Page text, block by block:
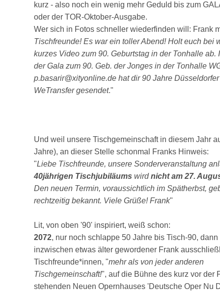
kurz - also noch ein wenig mehr Geduld bis zum
oder der TOR-Oktober-Ausgabe.
Wer sich in Fotos schneller wiederfinden will: Frank
Tischfreunde! Es war ein toller Abend! Holt euch bei
kurzes Video zum 90. Geburtstag in der Tonhalle ab.
der Gala zum 90. Geb. der Jonges in der Tonhalle
p.basarir@xityonline.de hat dir 90 Jahre
WeTransfer gesendet."
Und weil unsere Tischgemeinschaft in diesem Jahr
Jahre), an dieser Stelle schonmal Franks Hinweis:
"Liebe Tischfreunde, unsere Sonderveranstaltung
40jährigen Tischjubiläums wirdnicht am 27.
Den neuen Termin, voraussichtlich im Spätherbst,
rechtzeitig bekannt. Viele Grüße! Frank"
Lit, von oben '90' inspiriert, weiß schon:
2072, nur noch schlappe 50 Jahre bis Tisch-90,
inzwischen etwas älter gewordener Frank
Tischfreunde*innen, "mehr als von jeder anderen
Tischgemeinschaft!", auf die Bühne des kurz vor der
stehenden Neuen Opernhauses 'Deutsche Oper Nu